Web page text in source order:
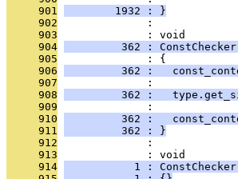
     901
        1932 : }
     902
              :
     903
              : void
     904
362 :
     905
              : {
     906
362 :
     907
              :
     908
362 :
     909
              :
     910
362 :
     911
         362 : }
     912
              :
     913
              : void
     914
1 :